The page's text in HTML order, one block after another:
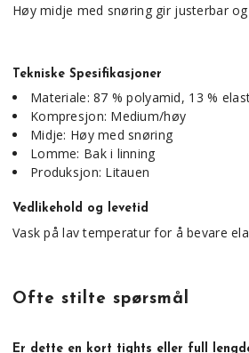
Høy midje med snøring gir justerbar
Tekniske Spesifikasjoner
Materiale: 87 % polyamid, 13 %
Kompresjon: Medium/høy
Midje: Høy med snøring
Lomme: Bak i linning
Produksjon: Litauen
Vedlikehold og levetid
Vask på lav temperatur for å bevare
Ofte stilte spørsmål
Er dette en kort tights eller full